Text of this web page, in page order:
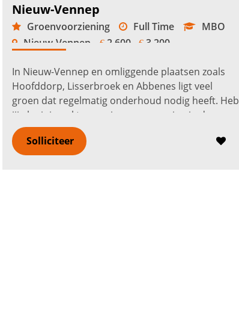
Nieuw-Vennep
Groenvoorziening Full Time
MBO
Nieuw-Vennep
€2.600 - €3.200
In Nieuw-Vennep en omliggende plaatsen zoals
Hoofddorp, Lisserbroek en Abbenes ligt veel
groen dat regelmatig onderhoud nodig heeft. Heb
jij al minimaal twee seizoenen ervaring in de
groenvoorziening en werk je graag pra...
verderSolliciteer